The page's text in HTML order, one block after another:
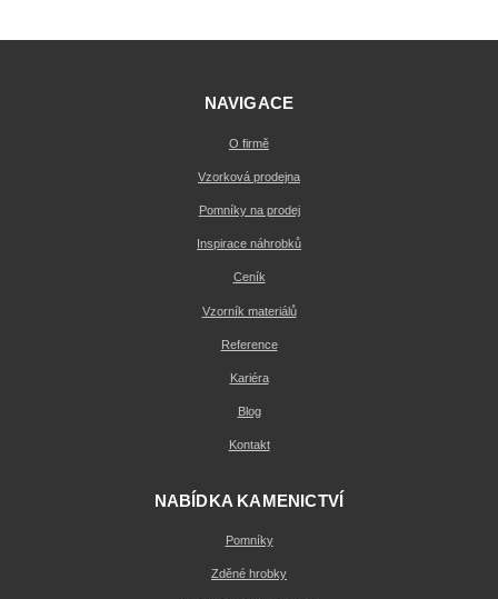
NAVIGACE
O firmě
Vzorková prodejna
Pomníky na prodej
Inspirace náhrobků
Ceník
Vzorník materiálů
Reference
Kariéra
Blog
Kontakt
NABÍDKA KAMENICTVÍ
Pomníky
Zděné hrobky